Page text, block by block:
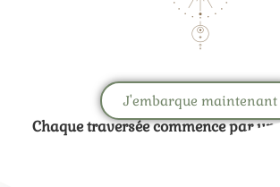
J'embarque maintenant
Chaque traversée commence par un